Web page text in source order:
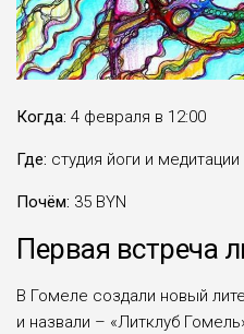
Когда: 4 февраля в 12:00
Где: студия йоги и
Почём: 35 BYN
Первая встреча
В Гомеле создали новый
и назвали – «Литклуб